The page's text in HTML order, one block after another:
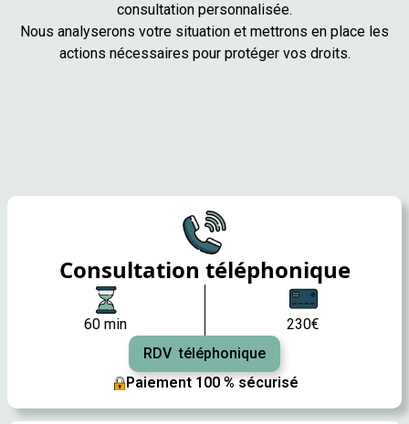
consultation personnalisée.
Nous analyserons votre situation et mettrons en place les
actions nécessaires pour protéger vos droits.
Consultation téléphonique
60 min
230€
RDV téléphonique
Paiement 100 % sécurisé